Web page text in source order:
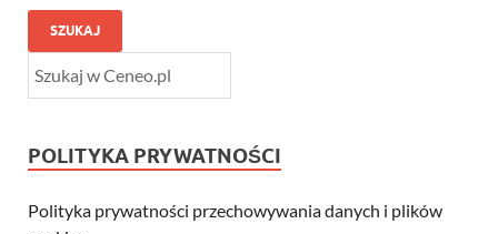
SZUKAJ
POLITYKA PRYWATNOŚCI
Polityka prywatności przechowywania danych i plików